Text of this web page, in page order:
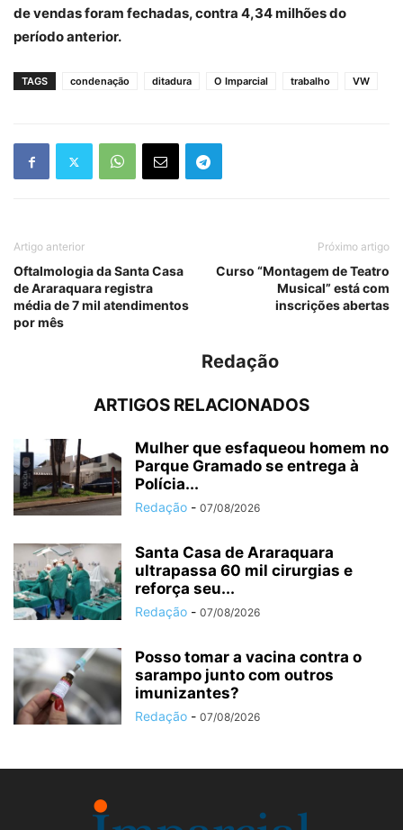
de vendas foram fechadas, contra 4,34 milhões do
período anterior.
TAGS condenação ditadura O Imparcial trabalho VW
Artigo anterior
Oftalmologia da Santa Casa
de Araraquara registra
média de 7 mil atendimentos
por mês
Próximo artigo
Curso “Montagem de Teatro
Musical” está com
inscrições abertas
Redação
ARTIGOS RELACIONADOS
Mulher que esfaqueou homem no
Parque Gramado se entrega à
Polícia...
Redação - 07/08/2026
Santa Casa de Araraquara
ultrapassa 60 mil cirurgias e
reforça seu...
Redação - 07/08/2026
Posso tomar a vacina contra o
sarampo junto com outros
imunizantes?
Redação - 07/08/2026